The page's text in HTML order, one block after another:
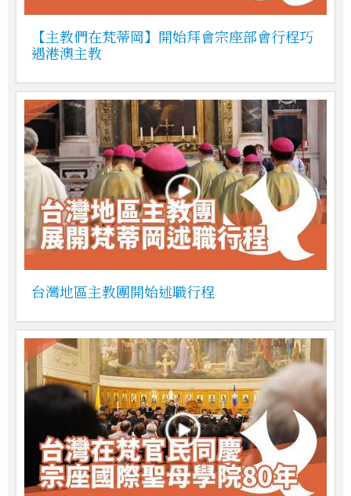
【主教們在梵蒂岡】開始拜會宗座部會行程巧
遇港澳主教
台灣地區主教團開始述職行程